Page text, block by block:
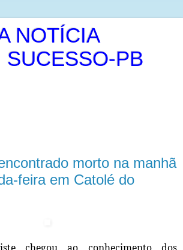
NOTÍCIA
SUCESSO-PB
morto na manhã
feira em Catolé do
chegou ao conhecimento dos